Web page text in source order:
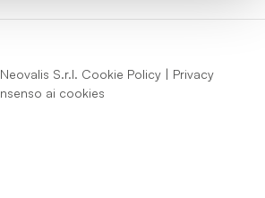
S.r.l. Cookie Policy | Privacy
ai cookies